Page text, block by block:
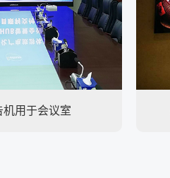
机用于会议室